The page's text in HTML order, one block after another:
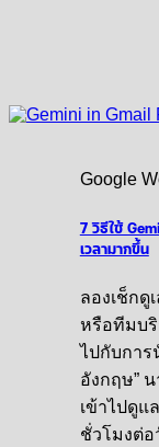
Google
7 วิธีใช้
เวลามากขึ้น
ลองเช็กดู
หรือทีมบริ
ไปกับการ
อังกฤษ”
เข้าไปดูแ
ชั่วโมงต่อ